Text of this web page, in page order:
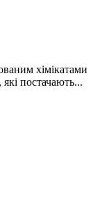
хімікатами
постачають...